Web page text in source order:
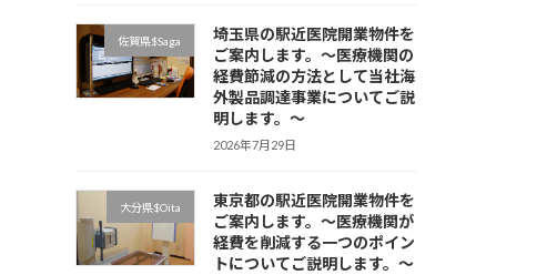
佐賀県$Saga
埼玉県の駅近医院開業物件を
ご案内します。～医療機関の
経費節減の方法として当社海
外製品調達事業についてご説
明します。～
2026年7月29日
大分県$Oita
東京都の駅近医院開業物件を
ご案内します。～医療機関が
経費を削減する一つのポイン
トについてご説明します。～